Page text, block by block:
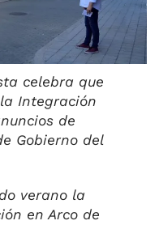
celebra que
Integración
de
Gobierno del
verano la
en Arco de